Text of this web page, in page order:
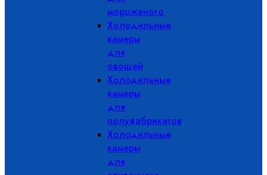
мороженого
Холодильные
камеры
для
овощей
Холодильные
камеры
для
полуфабрикатов
Холодильные
камеры
для